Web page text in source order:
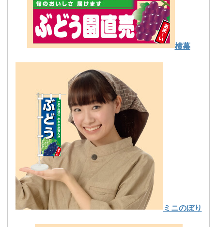
横幕
ミニのぼり